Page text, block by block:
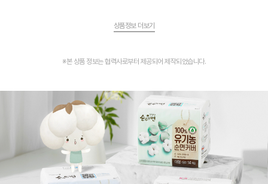
상품정보 더보기
※본 상품 정보는 협력사로부터 제공되어 제작되었습니다.